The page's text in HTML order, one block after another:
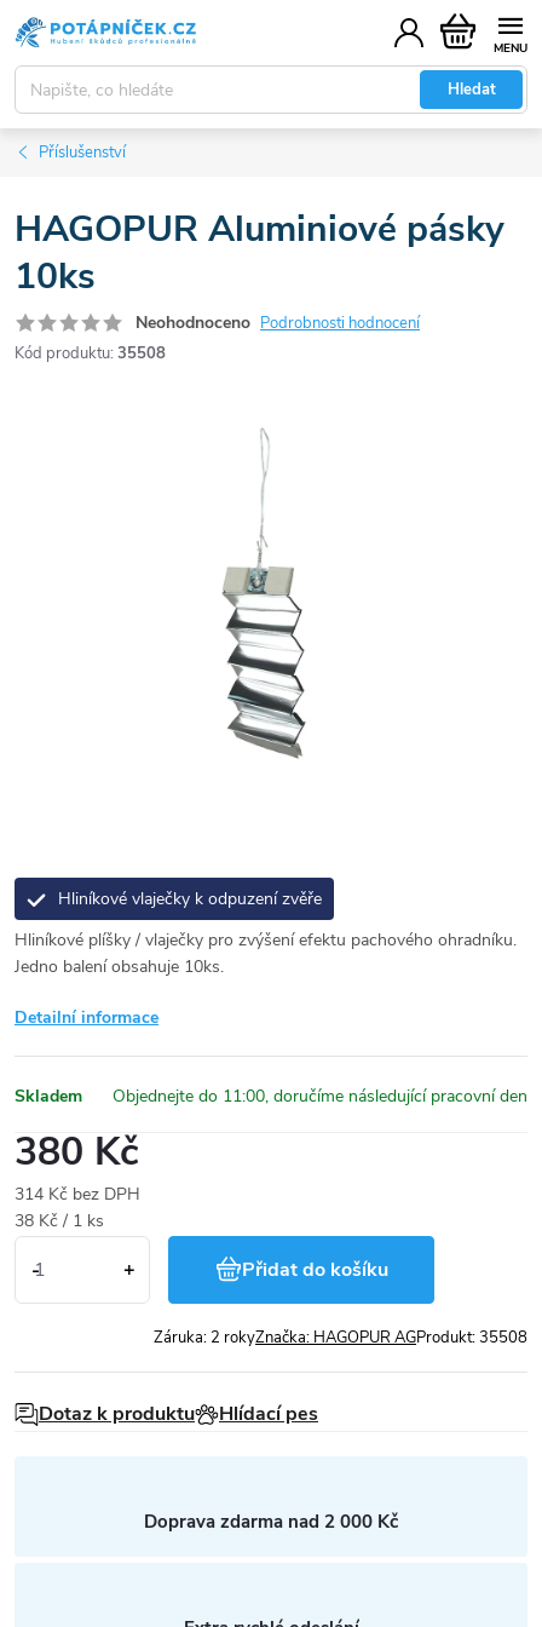
Přejít
na
obsah
Hledat
Nákupní
košík
Příslušenství
HAGOPUR Aluminiové pásky
10ks
Neohodnoceno Podrobnosti hodnocení
Kód produktu: 35508
Hliníkové vlaječky k odpuzení zvěře
Hliníkové plíšky / vlaječky pro zvýšení efektu pachového ohradníku.
Jedno balení obsahuje 10ks.
Detailní informace
Skladem
380 Kč
314 Kč bez DPH
Měrná
38 Kč / 1 ks
Přidat do košíku
Značka: HAGOPUR AG
Záruka: 2 roky Produkt:35508
Dotaz k produktu Hlídací pes
Doprava zdarma nad 2 000 Kč